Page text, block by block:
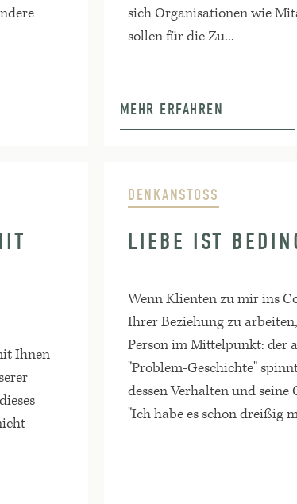
sich Organisationen wie
sollen für die Zu...
MEHR ERFAHREN
Ihnen
DENKANSTOSS
LIEBE IST
Wenn Klienten zu mir ins
Ihrer Beziehung zu
Person im Mittelpunkt: der
"Problem-Geschichte"
dessen Verhalten und seine
"Ich habe es schon dreißig